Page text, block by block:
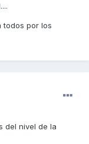
todos por los
del nivel de la